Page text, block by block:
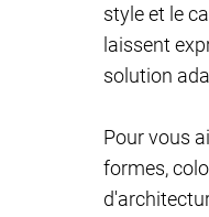
style et le
laissent
solution
Pour vous
formes,